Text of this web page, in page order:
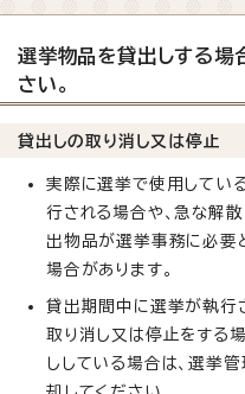
選挙物品を貸出しする場
さい。
貸出しの取り消し又は停止
実際に選挙で使用してい
行される場合や、急な解
出物品が選挙事務に必要
場合があります。
貸出期間中に選挙が執行
取り消し又は停止をする
ししている場合は、選挙